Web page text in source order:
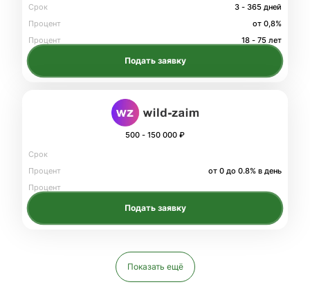
Срок
3 - 365 дней
Процент
от 0,8%
Процент
18 - 75 лет
Подать заявку
500 - 150 000 ₽
Срок
Процент
от 0 до 0.8% в день
Процент
Подать заявку
Показать ещё